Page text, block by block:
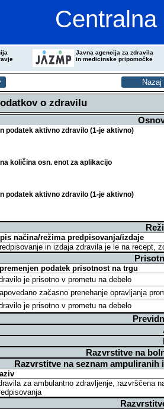
Javna agencija za zdravila
in medicinske pripomočke
o zdravilu
podatek aktivno zdravilo (1-je aktivno)
količina osn. enot za aplikacijo
podatek aktivno zdravilo (1-je aktivno)
načina/režima predpisovanja/izdaje
in izdaja zdravila je le na recept,
podatek prisotnost na trgu
je prisotno v prometu na debelo
začasno prenehanje opravljanja
je prisotno v prometu na debelo
Razvrstitve na
Razvrstitve na seznam
za ambulantno zdravljenje, razvrščena